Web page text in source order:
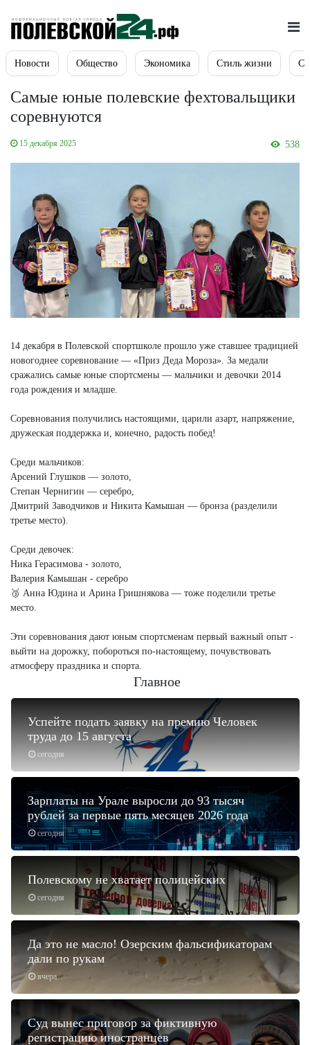
Новости Общество Экономика Стиль жизни
Самые юные полевские фехтовальщики
соревнуются
15 декабря 2025 538
14 декабря в Полевской спортшколе прошло уже ставшее традицией
новогоднее соревнование — «Приз Деда Мороза». За медали
сражались самые юные спортсмены — мальчики и девочки 2014
года рождения и младше.
Соревнования получились настоящими, царили азарт, напряжение,
дружеская поддержка и, конечно, радость побед!
Среди мальчиков:
Арсений Глушков — золото,
Степан Чернигин — серебро,
Дмитрий Заводчиков и Никита Камышан — бронза (разделили
третье место).
Среди девочек:
Ника Герасимова - золото,
Валерия Камышан - серебро
🥉 Анна Юдина и Арина Гришнякова — тоже поделили третье
место.
Эти соревнования дают юным спортсменам первый важный опыт -
выйти на дорожку, побороться по-настоящему, почувствовать
атмосферу праздника и спорта.
Главное
сегодня
Успейте подать заявку на премию Человек
труда до 15 августа
сегодня
Зарплаты на Урале выросли до 93 тысяч
рублей за первые пять месяцев 2026 года
сегодня
Полевскому не хватает полицейских
вчера
Да это не масло! Озерским фальсификаторам
дали по рукам
Суд вынес приговор за фиктивную
регистрацию иностранцев